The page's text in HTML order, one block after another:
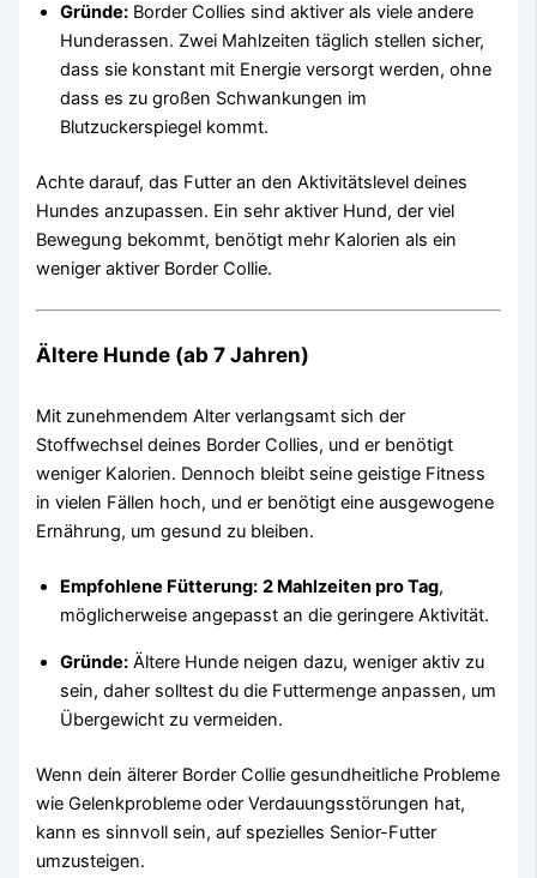
Gründe: Border Collies sind aktiver als viele andere
Hunderassen. Zwei Mahlzeiten täglich stellen sicher,
dass sie konstant mit Energie versorgt werden, ohne
dass es zu großen Schwankungen im
Blutzuckerspiegel kommt.
Achte darauf, das Futter an den Aktivitätslevel deines
Hundes anzupassen. Ein sehr aktiver Hund, der viel
Bewegung bekommt, benötigt mehr Kalorien als ein
weniger aktiver Border Collie.
Ältere Hunde (ab 7 Jahren)
Mit zunehmendem Alter verlangsamt sich der
Stoffwechsel deines Border Collies, und er benötigt
weniger Kalorien. Dennoch bleibt seine geistige Fitness
in vielen Fällen hoch, und er benötigt eine ausgewogene
Ernährung, um gesund zu bleiben.
Empfohlene Fütterung: 2 Mahlzeiten pro Tag,
möglicherweise angepasst an die geringere Aktivität.
Gründe: Ältere Hunde neigen dazu, weniger aktiv zu
sein, daher solltest du die Futtermenge anpassen, um
Übergewicht zu vermeiden.
Wenn dein älterer Border Collie gesundheitliche Probleme
wie Gelenkprobleme oder Verdauungsstörungen hat,
kann es sinnvoll sein, auf spezielles Senior-Futter
umzusteigen.